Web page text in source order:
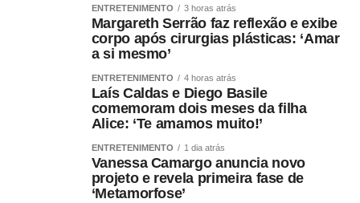
“Saio deste episódio com a consciência tranquila. Cumpri
rigorosamente aquilo que assumi. Outros terão de
responder pelas escolhas que fizeram e pela maneira
como decidiram fazê-las.”
Nota na íntegra:
Política se faz com responsabilidade, compromisso,
seriedade e, sobretudo, palavra. Infelizmente, o senador
Wellington Fagundes e o Partido Liberal de Mato Grosso
ENTRETENIMENTO 3 horas atrás
Margareth Serrão faz reflexão e exibe
corpo após cirurgias plásticas: ‘Amar
a si mesmo’
ENTRETENIMENTO 4 horas atrás
Laís Caldas e Diego Basile
comemoram dois meses da filha
Alice: ‘Te amamos muito!’
ENTRETENIMENTO 1 dia atrás
Vanessa Camargo anuncia novo
projeto e revela primeira fase de
‘Metamorfose’